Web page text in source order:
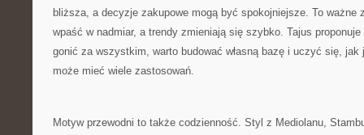
bliższa, a decyzje zakupowe mogą być spokojniejsze. To ważne
wpaść w nadmiar, a trendy zmieniają się szybko. Tajus
gonić za wszystkim, warto budować własną bazę i uczyć się, jak
może mieć wiele zastosowań.
Motyw przewodni to także codzienność. Styl z Mediolanu,